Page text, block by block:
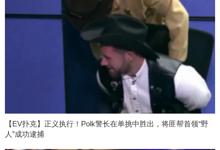
【EV扑克】正义执行！Polk警长在单挑中胜出，将匪帮首领“野
人”成功逮捕